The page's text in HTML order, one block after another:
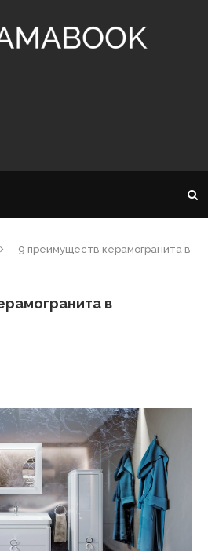
9 преимуществ керамогранита в
в